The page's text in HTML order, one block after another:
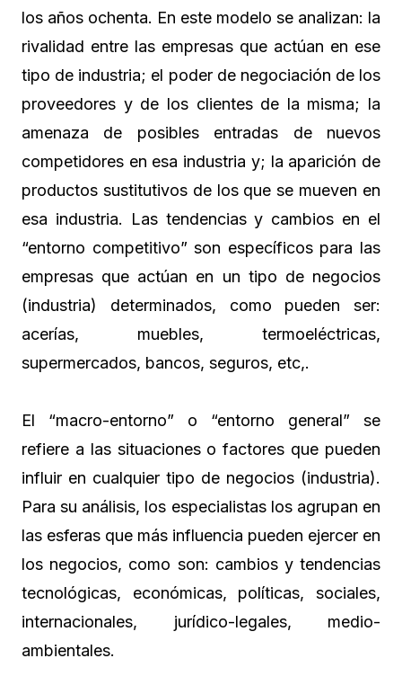
los años ochenta. En este modelo se analizan: la
rivalidad entre las empresas que actúan en ese
tipo de industria; el poder de negociación de los
proveedores y de los clientes de la misma; la
amenaza de posibles entradas de nuevos
competidores en esa industria y; la aparición de
productos sustitutivos de los que se mueven en
esa industria. Las tendencias y cambios en el
“entorno competitivo” son específicos para las
empresas que actúan en un tipo de negocios
(industria) determinados, como pueden ser:
acerías, muebles, termoeléctricas,
supermercados, bancos, seguros, etc,.
El “macro-entorno” o “entorno general” se
refiere a las situaciones o factores que pueden
influir en cualquier tipo de negocios (industria).
Para su análisis, los especialistas los agrupan en
las esferas que más influencia pueden ejercer en
los negocios, como son: cambios y tendencias
tecnológicas, económicas, políticas, sociales,
internacionales, jurídico-legales, medio-
ambientales.